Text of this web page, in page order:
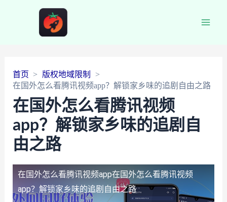
首页
版权地域限制
在国外怎么看腾讯视频app？解锁家乡味的追剧自由之路
在国外怎么看腾讯视频
app？解锁家乡味的追剧自
由之路
在国外怎么看腾讯视频app在国外怎么看腾讯视频
app？解锁家乡味的追剧自由之路